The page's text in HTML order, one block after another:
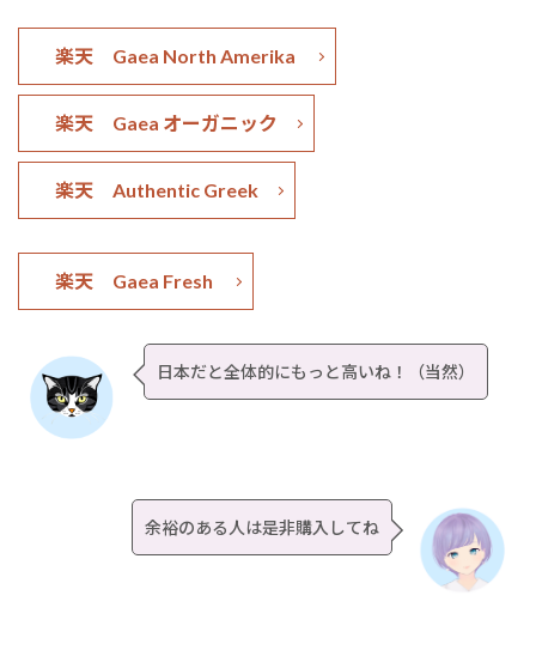
楽天 Gaea North Amerika
楽天 Gaea オーガニック
楽天 Authentic Greek
楽天 Gaea Fresh
日本だと全体的にもっと高いね！（当然）
余裕のある人は是非購入してね